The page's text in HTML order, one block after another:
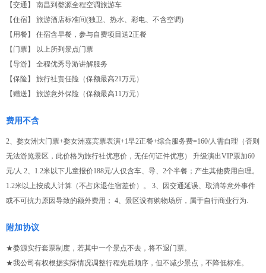
【交通】 南昌到婺源全程空调旅游车
【住宿】 旅游酒店标准间(独卫、热水、彩电、不含空调)
【用餐】 住宿含早餐，参与自费项目送2正餐
【门票】 以上所列景点门票
【导游】 全程优秀导游讲解服务
【保险】 旅行社责任险（保额最高21万元）
【赠送】 旅游意外保险（保额最高11万元）
费用不含
2、婺女洲大门票+婺女洲嘉宾票表演+1早2正餐+综合服务费=160/人需自理（否则
无法游览景区，此价格为旅行社优惠价，无任何证件优惠） 升级演出VIP票加60
元/人 2、1.2米以下儿童报价188元/人仅含车、导、2个半餐；产生其他费用自理。
1.2米以上按成人计算（不占床退住宿差价）。 3、因交通延误、取消等意外事件
或不可抗力原因导致的额外费用； 4、景区设有购物场所，属于自行商业行为.
附加协议
★婺源实行套票制度，若其中一个景点不去，将不退门票。
★我公司有权根据实际情况调整行程先后顺序，但不减少景点，不降低标准。